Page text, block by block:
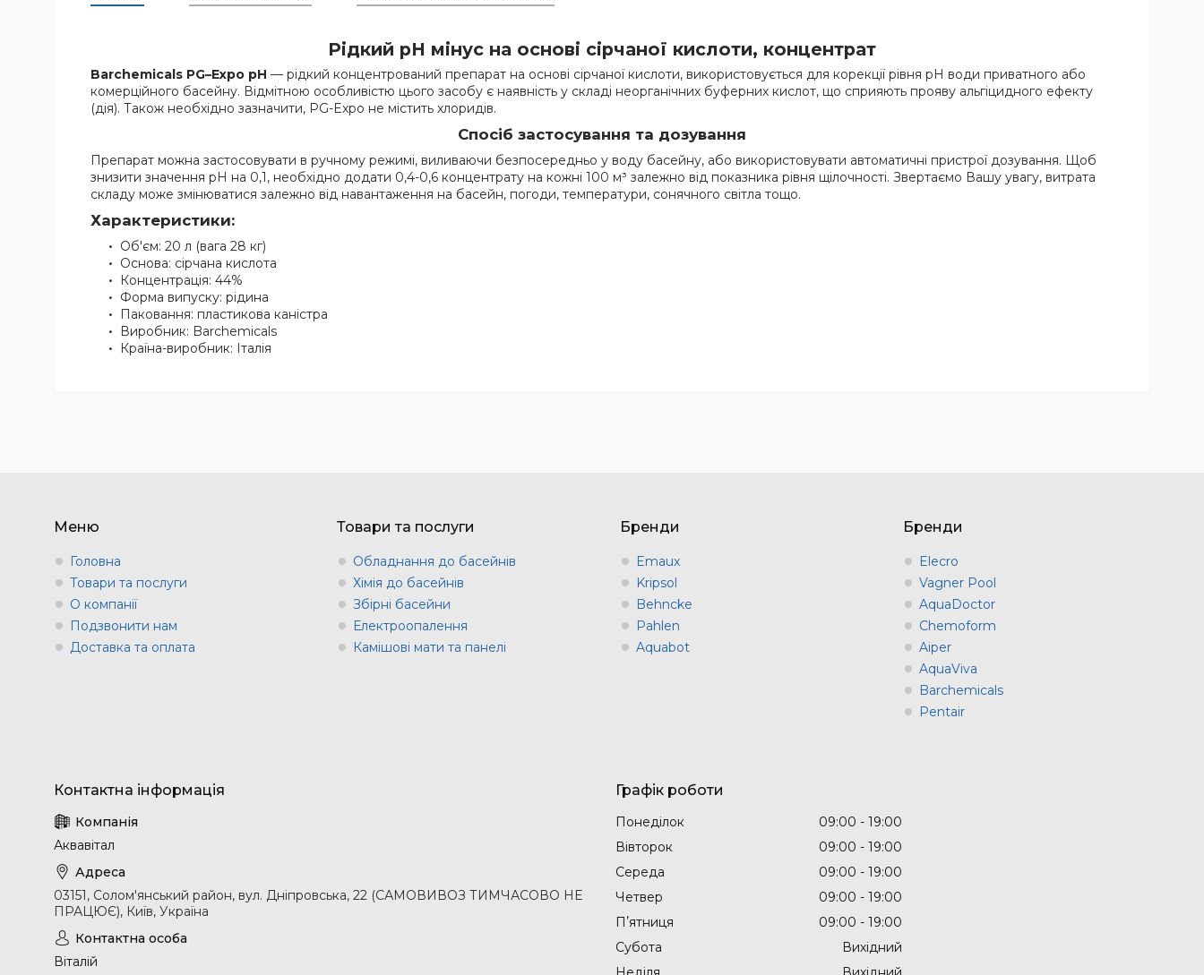
Рідкий pH мінус на основі сірчаної кислоти, концентрат
Barchemicals PG–Expo pH — рідкий концентрований препарат на основі сірчаної кислоти, використовується для корекції рівня pH води приватного або
комерційного басейну. Відмітною особливістю цього засобу є наявність у складі неорганічних буферних кислот, що сприяють прояву альгіцидного ефекту
(дія). Також необхідно зазначити, PG-Expo не містить хлоридів.
Спосіб застосування та дозування
Препарат можна застосовувати в ручному режимі, виливаючи безпосередньо у воду басейну, або використовувати автоматичні пристрої дозування. Щоб
знизити значення pH на 0,1, необхідно додати 0,4-0,6 концентрату на кожні 100 м³ залежно від показника рівня щілочності. Звертаємо Вашу увагу, витрата
складу може змінюватися залежно від навантаження на басейн, погоди, температури, сонячного світла тощо.
Характеристики:
Об'єм: 20 л (вага 28 кг)
Основа: сірчана кислота
Концентрація: 44%
Форма випуску: рідина
Паковання: пластикова каністра
Виробник: Barchemicals
Країна-виробник: Італія
Меню
Головна
Товари та послуги
О компанії
Подзвонити нам
Доставка та оплата
Товари та послуги
Обладнання до басейнів
Хімія до басейнів
Збірні басейни
Електроопалення
Камішові мати та панелі
Бренди
Emaux
Kripsol
Behncke
Pahlen
Aquabot
Бренди
Elecro
Vagner Pool
AquaDoctor
Chemoform
Aiper
AquaViva
Barchemicals
Pentair
Аквавітал
03151, Солом'янський район, вул. Дніпровська, 22 (САМОВИВОЗ ТИМЧАСОВО НЕ
ПРАЦЮЄ), Київ, Україна
Віталій
Графік роботи
Понеділок 09:00
19:00
Вівторок
09:00
19:00
Середа
09:00
19:00
Четвер
09:00
19:00
Пʼятниця
09:00
19:00
Субота
Вихідний